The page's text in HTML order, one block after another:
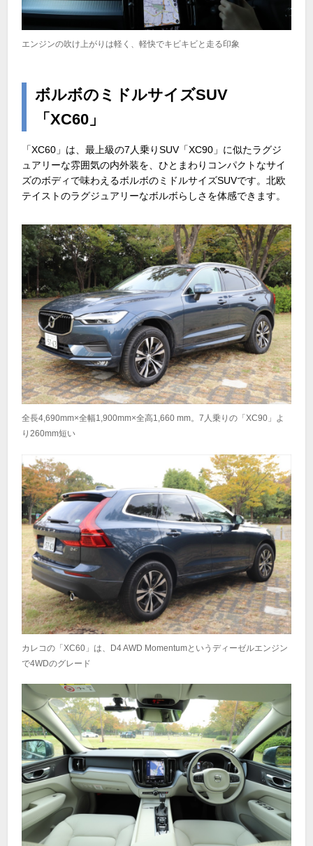
エンジンの吹け上がりは軽く、軽快でキビキビと走る印象
ボルボのミドルサイズSUV
「XC60」
「XC60」は、最上級の7人乗りSUV「XC90」に似たラグジ
ュアリーな雰囲気の内外装を、ひとまわりコンパクトなサイ
ズのボディで味わえるボルボのミドルサイズSUVです。北欧
テイストのラグジュアリーなボルボらしさを体感できます。
全長4,690mm×全幅1,900mm×全高1,660 mm。7人乗りの「XC90」よ
り260mm短い
カレコの「XC60」は、D4 AWD Momentumというディーゼルエンジン
で4WDのグレード